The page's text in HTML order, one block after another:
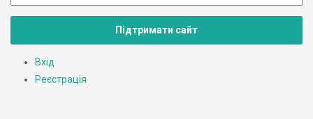
Підтримати сайт
Вхід
Реєстрація